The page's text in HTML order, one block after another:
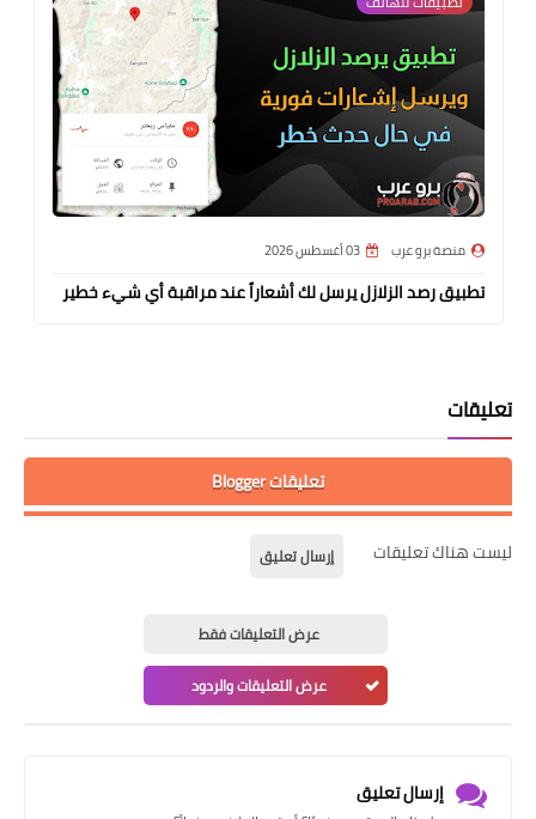
منصة برو عرب 03 أغسطس 2026
تطبيق رصد الزلازل يرسل لك أشعاراً عند مراقبة أي شيء خطير
تعليقات
تعليقات Blogger
ليست هناك تعليقات إرسال تعليق
عرض التعليقات فقط
عرض التعليقات والردود
إرسال تعليق